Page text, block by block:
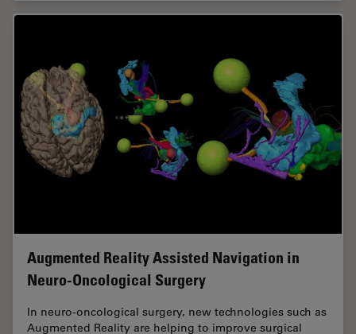
Augmented Reality Assisted Navigation in
Neuro-Oncological Surgery
In neuro-oncological surgery, new technologies such as
Augmented Reality are helping to improve surgical